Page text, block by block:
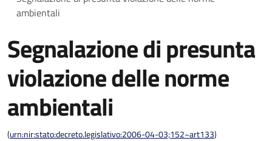
ambientali
Segnalazione di presunta
violazione delle norme
ambientali
(urn:nir:stato:decreto.legislativo:2006-04-03;152~art133)